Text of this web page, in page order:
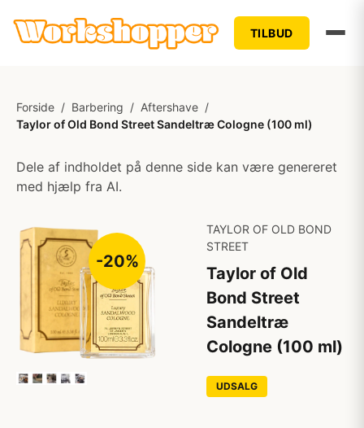
TILBUD
Forside / Barbering / Aftershave /
Taylor of Old Bond Street Sandeltræ Cologne (100 ml)
Dele af indholdet på denne side kan være genereret
med hjælp fra AI.
-20%
TAYLOR OF OLD BOND
STREET
Taylor of Old
Bond Street
Sandeltræ
Cologne (100 ml)
UDSALG